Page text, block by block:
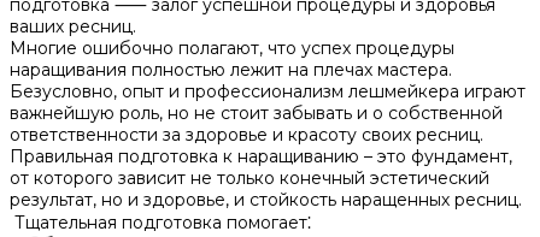
подготовка ⸺ залог успешной процедуры и здоровья
ваших ресниц.
Многие ошибочно полагают‚ что успех процедуры
наращивания полностью лежит на плечах мастера.​
Безусловно‚ опыт и профессионализм лешмейкера играют
важнейшую роль‚ но не стоит забывать и о собственной
ответственности за здоровье и красоту своих ресниц.
Правильная подготовка к наращиванию – это фундамент‚
от которого зависит не только конечный эстетический
результат‚ но и здоровье‚ и стойкость наращенных ресниц.​
Тщательная подготовка помогает⁚